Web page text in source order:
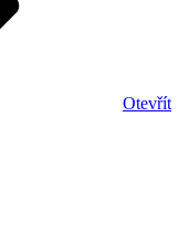
Otevřít